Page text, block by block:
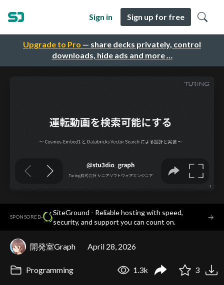
Upgrade to Pro — share decks privately, control
downloads, hide ads and more …
Sign in Sign up for free
SPONSORED·
SiteGround - Reliable hosting with speed,
security, and support you can count on.
→
開発室Graph April 28, 2026
Programming 1.3k 3